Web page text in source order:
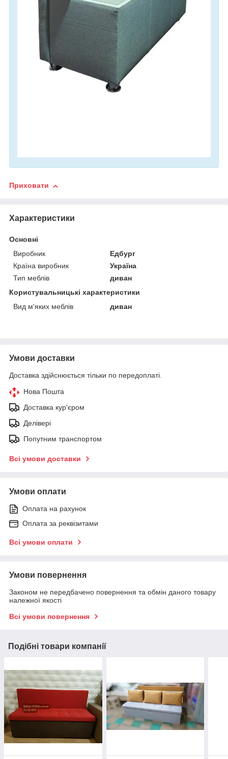
Приховати
Характеристики
Основні
Виробник
Едбург
Країна виробник
Україна
Тип меблів
диван
Користувальницькі характеристики
Вид м'яких меблів
диван
Умови доставки
Доставка здійснюється тільки по передоплаті.
Нова Пошта
Доставка кур'єром
Делівері
Попутним транспортом
Всі умови доставки
Умови оплати
Оплата на рахунок
Оплата за реквізитами
Всі умови оплати
Умови повернення
Законом не передбачено повернення та обмін даного товару
належної якості
Всі умови повернення
Подібні товари компанії